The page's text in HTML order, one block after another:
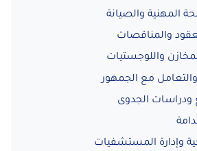
المهنية والصيانة
والمناقصات
واللوجستيات
مع الجمهور
ودراسات الجدوى
وإدارة المستشفيات